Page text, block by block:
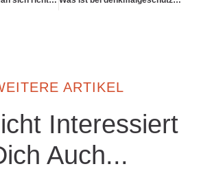
ARTIKEL
Interessiert
Auch...